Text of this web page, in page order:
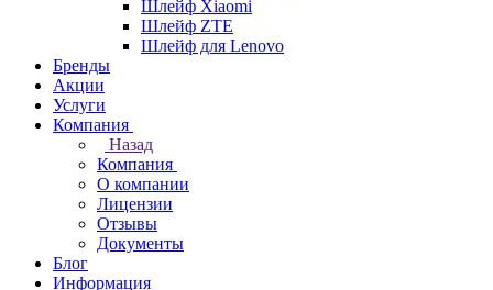
Шлейф Xiaomi
Шлейф ZTE
Шлейф для Lenovo
Бренды
Акции
Услуги
Компания
Назад
Компания
О компании
Лицензии
Отзывы
Документы
Блог
Информация